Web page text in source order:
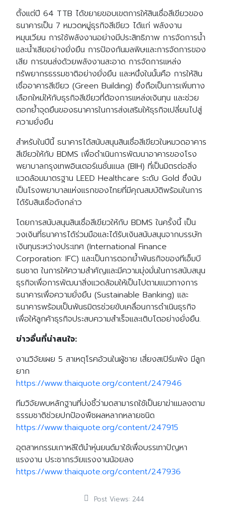
ตั้งแต่ปี 64 TTB ได้ขยายขอบเขตการให้สินเชื่อสีเขียวของ
ธนาคารเป็น 7 หมวดหมู่ธุรกิจสีเขียว ได้แก่ พลังงาน
หมุนเวียน การใช้พลังงานอย่างมีประสิทธิภาพ การจัดการน้ำ
และน้ำเสียอย่างยั่งยืน การป้องกันมลพิษและการจัดการของ
เสีย การขนส่งด้วยพลังงานสะอาด การจัดการแหล่ง
ทรัพยากรธรรมชาติอย่างยั่งยืน และหนึ่งในนั้นคือ การให้สิน
เชื่ออาคารสีเขียว (Green Building) ซึ่งถือเป็นการเพิ่มทาง
เลือกใหม่ให้กับธุรกิจสีเขียวที่ต้องการแหล่งเงินทุน และช่วย
ตอกย้ำจุดยืนของธนาคารในการส่งเสริมให้ธุรกิจเปลี่ยนไปสู่
ความยั่งยืน
สำหรับในปีนี้ ธนาคารได้สนับสนุนสินเชื่อสีเขียวในหมวดอาคาร
สีเขียวให้กับ BDMS เพื่อดำเนินการพัฒนาอาคารของโรง
พยาบาลกรุงเทพอินเตอร์เนชั่นแนล (BIH) ที่เป็นมิตรต่อสิ่ง
แวดล้อมมาตรฐาน LEED Healthcare ระดับ Gold ซึ่งนับ
เป็นโรงพยาบาลแห่งแรกของไทยที่มีคุณสมบัติพร้อมในการ
ได้รับสินเชื่อดังกล่าว
โดยการสนับสนุนสินเชื่อสีเขียวให้กับ BDMS ในครั้งนี้ เป็น
วงเงินที่ธนาคารได้ร่วมมือและได้รับเงินสนับสนุนจากบรรษัท
เงินทุนระหว่างประเทศ (International Finance
Corporation: IFC) และเป็นการตอกย้ำพันธกิจของทีเอ็มบี
ธนชาต ในการให้ความสำคัญและมีความมุ่งมั่นในการสนับสนุน
ธุรกิจเพื่อการพัฒนาสิ่งแวดล้อมให้เป็นไปตามแนวทางการ
ธนาคารเพื่อความยั่งยืน (Sustainable Banking) และ
ธนาคารพร้อมเป็นพันธมิตรช่วยขับเคลื่อนการดำเนินธุรกิจ
เพื่อให้ลูกค้าธุรกิจประสบความสำเร็จและเติบโตอย่างยั่งยืน.
ข่าวอื่นที่น่าสนใจ:
งานวิจัยเผย 5 สาเหตุโรคอ้วนในผู้ชาย เสี่ยงสเปิร์มพัง มีลูก
ยาก
https://www.thaiquote.org/content/247946
ทีมวิจัยพบหลักฐานที่บ่งชี้ว่ามดสามารถใช้เป็นยาฆ่าแมลงตาม
ธรรมชาติช่วยปกป้องพืชผลหลากหลายชนิด
https://www.thaiquote.org/content/247915
อุตสาหกรรมเกาหลีใต้นำหุ่นยนต์มาใช้เพื่อบรรเทาปัญหา
แรงงาน ประชากรวัยแรงงานน้อยลง
https://www.thaiquote.org/content/247936
Post Views: 244